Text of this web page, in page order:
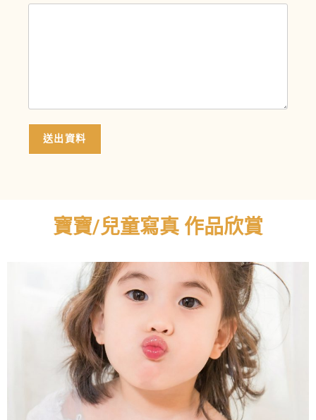
送出資料
寶寶/兒童寫真 作品欣賞